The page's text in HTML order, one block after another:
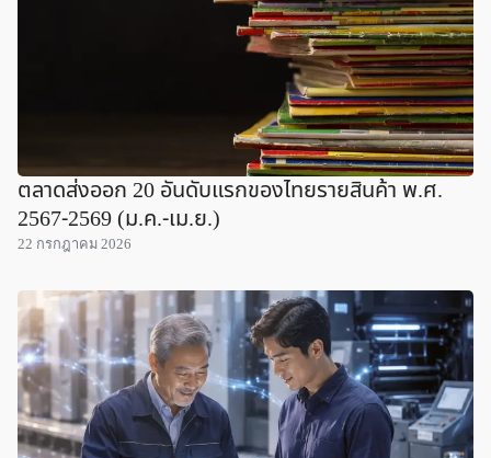
ตลาดส่งออก 20 อันดับแรกของไทยรายสินค้า พ.ศ.
2567-2569 (ม.ค.-เม.ย.)
22 กรกฎาคม 2026